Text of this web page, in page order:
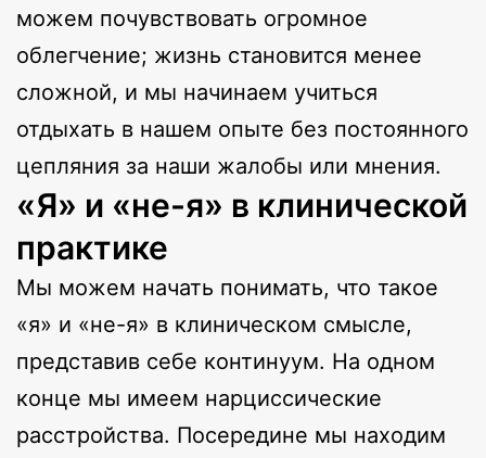
можем почувствовать огромное
облегчение; жизнь становится менее
сложной, и мы начинаем учиться
отдыхать в нашем опыте без постоянного
цепляния за наши жалобы или мнения.
«Я» и «не-я» в клинической
практике
Мы можем начать понимать, что такое
«я» и «не-я» в клиническом смысле,
представив себе континуум. На одном
конце мы имеем нарциссические
расстройства. Посередине мы находим